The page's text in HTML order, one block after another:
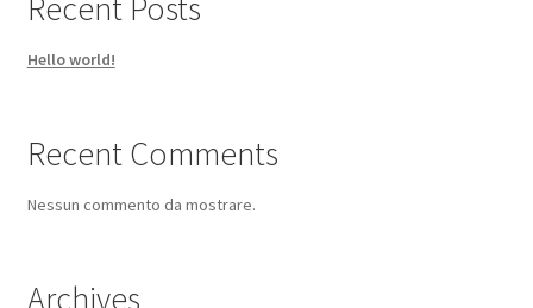
Hello world!
Recent Comments
Nessun commento da mostrare.
Archives